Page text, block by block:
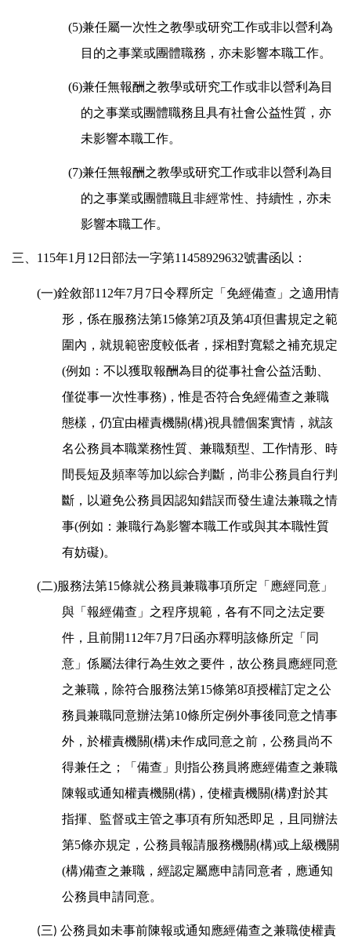
(5)兼任屬一次性之教學或研究工作或非以營利為
目的之事業或團體職務，亦未影響本職工作。
(6)兼任無報酬之教學或研究工作或非以營利為目
的之事業或團體職務且具有社會公益性質，亦
未影響本職工作。
(7)兼任無報酬之教學或研究工作或非以營利為目
的之事業或團體職且非經常性、持續性，亦未
影響本職工作。
三、115年1月12日部法一字第11458929632號書函以：
(一)銓敘部112年7月7日令釋所定「免經備查」之適用情
形，係在服務法第15條第2項及第4項但書規定之範
圍內，就規範密度較低者，採相對寬鬆之補充規定
(例如：不以獲取報酬為目的從事社會公益活動、
僅從事一次性事務)，惟是否符合免經備查之兼職
態樣，仍宜由權責機關(構)視具體個案實情，就該
名公務員本職業務性質、兼職類型、工作情形、時
間長短及頻率等加以綜合判斷，尚非公務員自行判
斷，以避免公務員因認知錯誤而發生違法兼職之情
事(例如：兼職行為影響本職工作或與其本職性質
有妨礙)。
(二)服務法第15條就公務員兼職事項所定「應經同意」
與「報經備查」之程序規範，各有不同之法定要
件，且前開112年7月7日函亦釋明該條所定「同
意」係屬法律行為生效之要件，故公務員應經同意
之兼職，除符合服務法第15條第8項授權訂定之公
務員兼職同意辦法第10條所定例外事後同意之情事
外，於權責機關(構)未作成同意之前，公務員尚不
得兼任之；「備查」則指公務員將應經備查之兼職
陳報或通知權責機關(構)，使權責機關(構)對於其
指揮、監督或主管之事項有所知悉即足，且同辦法
第5條亦規定，公務員報請服務機關(構)或上級機關
(構)備查之兼職，經認定屬應申請同意者，應通知
公務員申請同意。
(三) 公務 員如未事前陳報或通知應經備查之兼職使權責